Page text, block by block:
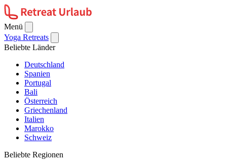
Menü
Yoga Retreats
Beliebte Länder
Deutschland
Spanien
Portugal
Bali
Österreich
Griechenland
Italien
Marokko
Schweiz
Beliebte Regionen